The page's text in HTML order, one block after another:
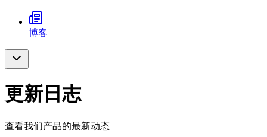
博客
更新日志
查看我们产品的最新动态